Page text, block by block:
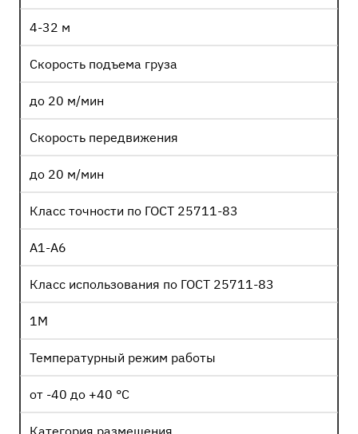
4-32 м
Скорость подъема груза
до 20 м/мин
Скорость передвижения
до 20 м/мин
Класс точности по ГОСТ 25711-83
А1-А6
Класс использования по ГОСТ 25711-83
1М
Температурный режим работы
от -40 до +40 °С
Категория размещения